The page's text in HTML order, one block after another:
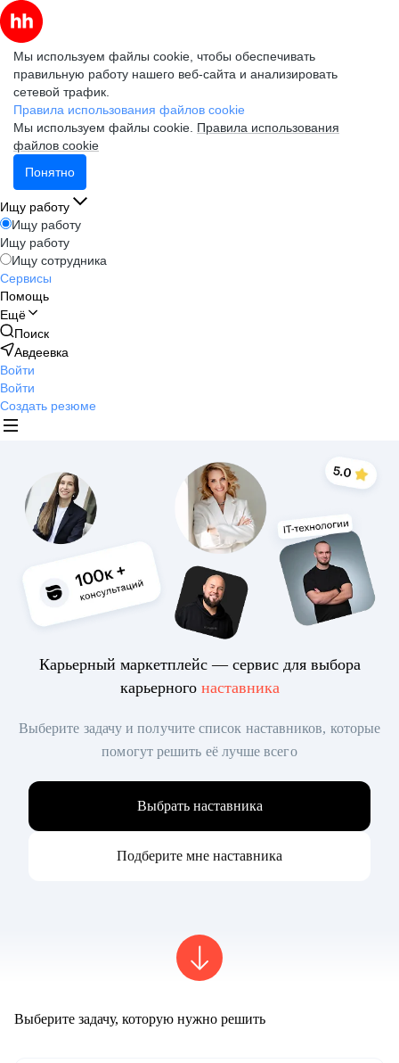
Мы используем файлы cookie, чтобы обеспечивать
правильную работу нашего веб-сайта и анализировать
сетевой трафик.
Правила использования файлов cookie
Мы используем файлы cookie. Правила использования
файлов cookie
Понятно
Ищу работу
Ищу работу
Ищу работу
Ищу сотрудника
Сервисы
Помощь
Ещё
Поиск
Авдеевка
Войти
Войти
Создать резюме
Карьерный маркетплейс — сервис для выбора
карьерного наставника
Выберите задачу и получите список наставников, которые
помогут решить её лучше всего
Выбрать наставника
Подберите мне наставника
Выберите задачу, которую нужно решить